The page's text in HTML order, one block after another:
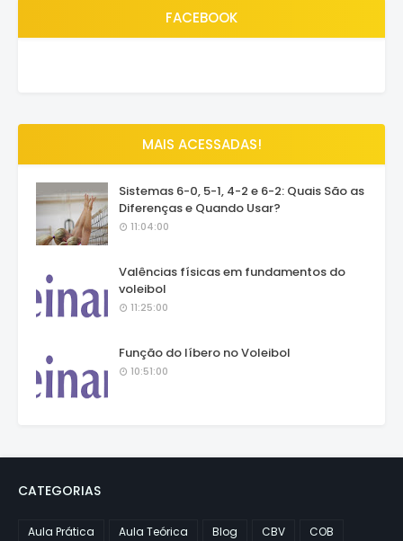
FACEBOOK
MAIS ACESSADAS!
Sistemas 6-0, 5-1, 4-2 e 6-2: Quais São as
Diferenças e Quando Usar?
11:04:00
Valências físicas em fundamentos do
voleibol
11:25:00
Função do líbero no Voleibol
10:51:00
CATEGORIAS
Aula Prática Aula Teórica Blog CBV
COB